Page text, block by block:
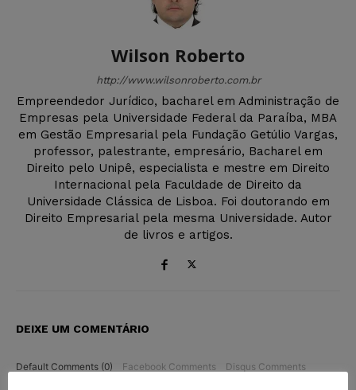
Wilson Roberto
http://www.wilsonroberto.com.br
Empreendedor Jurídico, bacharel em Administração de
Empresas pela Universidade Federal da Paraíba, MBA
em Gestão Empresarial pela Fundação Getúlio Vargas,
professor, palestrante, empresário, Bacharel em
Direito pelo Unipê, especialista e mestre em Direito
Internacional pela Faculdade de Direito da
Universidade Clássica de Lisboa. Foi doutorando em
Direito Empresarial pela mesma Universidade. Autor
de livros e artigos.
DEIXE UM COMENTÁRIO
Default Comments (0) Facebook Comments Disqus Comments